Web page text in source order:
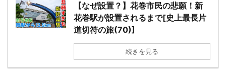
【なぜ設置？】花巻市民の悲願！新
花巻駅が設置されるまで[史上最長片
道切符の旅(70)]
続きを見る